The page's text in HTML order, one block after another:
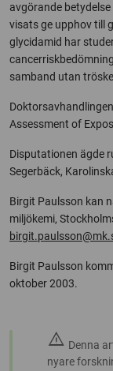
avgörande
visats ge upphov till
glycidamid har
samband utan
Assessment of
Disputationen ägde
Segerbäck,
Birgit Paulsson kan
miljökemi,
Birgit Paulsson
oktober 2003.
warning Denna
nyare